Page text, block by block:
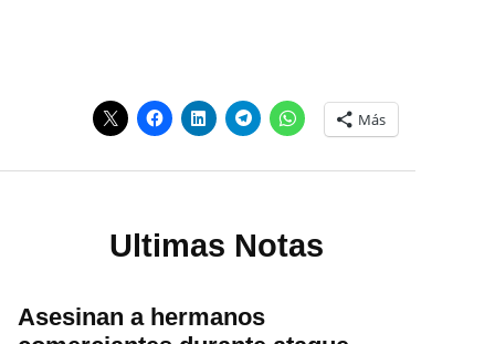
Más
Ultimas Notas
Asesinan a hermanos